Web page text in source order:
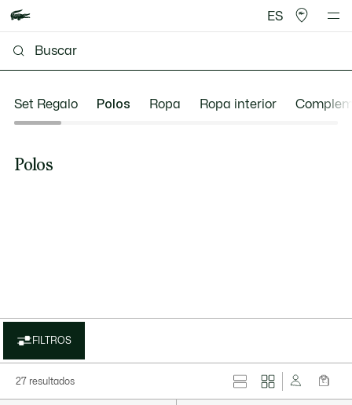
ES
Set Regalo Polos Ropa Ropa interior
Polos
FILTROS
27 resultados